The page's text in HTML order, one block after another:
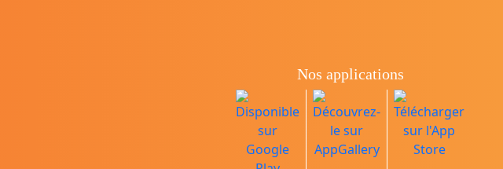
Nos applications